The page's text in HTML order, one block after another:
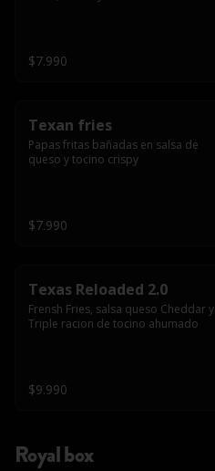
$7.990
Texan fries
Papas fritas bañadas en salsa de
queso y tocino crispy
$7.990
Texas Reloaded 2.0
Frensh Fries, salsa queso Cheddar y
Triple racion de tocino ahumado
$9.990
Royal box